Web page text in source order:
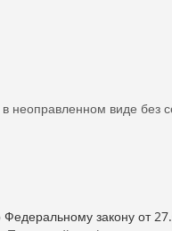
неоправленном виде без
закону от